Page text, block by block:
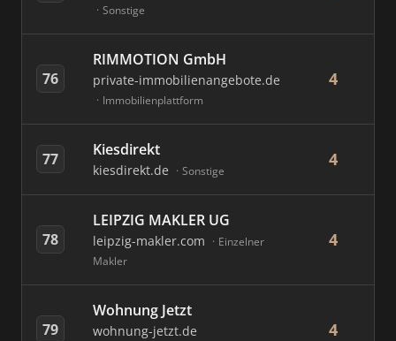
Sonstige
76
RIMMOTION GmbH
private-immobilienangebote.de
Immobilienplattform
4
77 Kiesdirekt
kiesdirekt.de Sonstige
4
78
LEIPZIG MAKLER UG
leipzig-makler.com
Einzelner
Makler
4
79
Wohnung Jetzt
wohnung-jetzt.de 4